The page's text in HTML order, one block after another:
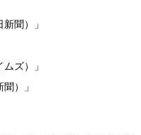
聞）」
ズ）」
）」